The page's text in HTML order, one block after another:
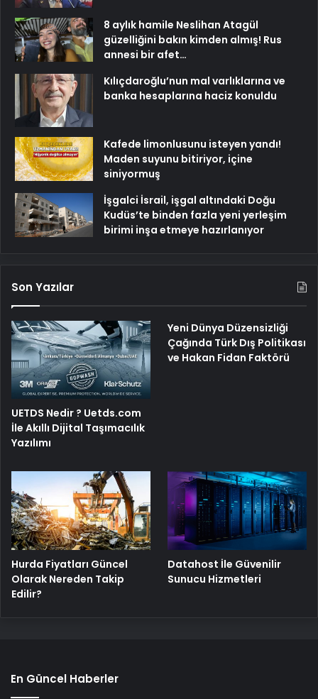
8 aylık hamile Neslihan Atagül
güzelliğini bakın kimden almış! Rus
annesi bir afet…
Kılıçdaroğlu’nun mal varlıklarına ve
banka hesaplarına haciz konuldu
Kafede limonlusunu isteyen yandı!
Maden suyunu bitiriyor, içine
siniyormuş
İşgalci İsrail, işgal altındaki Doğu
Kudüs’te binden fazla yeni yerleşim
birimi inşa etmeye hazırlanıyor
Son Yazılar
UETDS Nedir ? Uetds.com
İle Akıllı Dijital Taşımacılık
Yazılımı
Yeni Dünya Düzensizliği
Çağında Türk Dış Politikası
ve Hakan Fidan Faktörü
Hurda Fiyatları Güncel
Olarak Nereden Takip
Edilir?
Datahost İle Güvenilir
Sunucu Hizmetleri
En Güncel Haberler